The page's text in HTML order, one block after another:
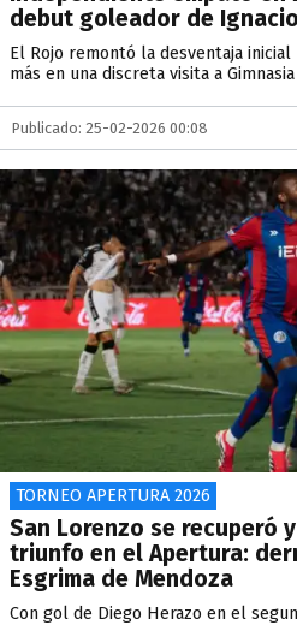
debut goleador de
El Rojo remontó la desventaja
más en una discreta visita a
Publicado: 25-02-2026 00:08
TORNEO APERTURA 2026
San Lorenzo se recuperó
triunfo en el Apertura:
Esgrima de Mendoza
Con gol de Diego Herazo en el